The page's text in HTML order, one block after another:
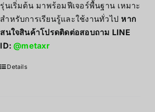
รุ่นเริ่มต้น มาพร้อมฟีเจอร์พื้นฐาน เหมาะ
สำหรับการเรียนรู้และใช้งานทั่วไป หาก
สนใจสินค้าโปรดติดต่อสอบถาม LINE
ID:@metaxr
Details